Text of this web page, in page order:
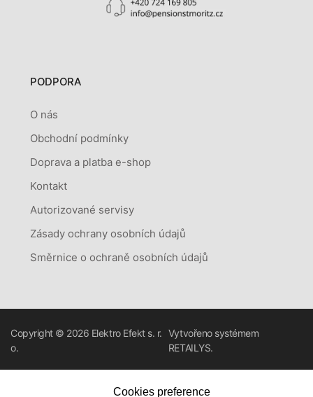
PODPORA
O nás
Obchodní podmínky
Doprava a platba e-shop
Kontakt
Autorizované servisy
Zásady ochrany osobních údajů
Směrnice o ochraně osobních údajů
Copyright © 2026 Elektro Efekt s. r.
o.
Vytvořeno systémem
RETAILYS.
Cookies preference